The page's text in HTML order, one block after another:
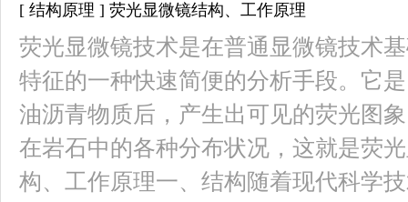
[ 结构原理 ] 荧光显微镜结构、工作原理
荧光显微镜技术是在普通显微镜技术
特征的一种快速简便的分析手段。它
油沥青物质后，产生出可见的荧光图
在岩石中的各种分布状况，这就是荧
构、工作原理一、结构随着现代科学